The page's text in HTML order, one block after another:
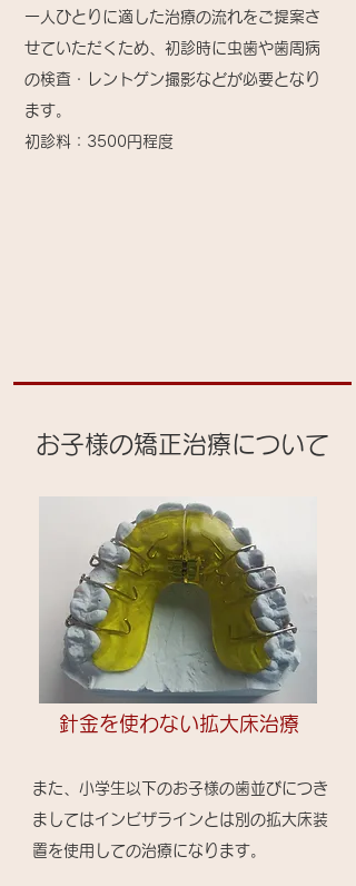
一人ひとりに適した治療の流れをご提案さ
せていただくため、初診時に虫歯や歯周病
の検査・レントゲン撮影などが必要となり
ます。
​初診料：3500円程度
​お子様の矯正治療について
​針金を使わない拡大床治療
また、小学生以下のお子様の歯並びにつき
ましてはインビザラインとは別の拡大床装
置を使用しての治療になります。